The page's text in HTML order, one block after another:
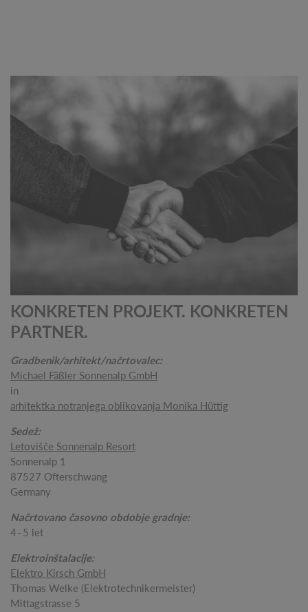
KONKRETEN PROJEKT. KONKRETEN
PARTNER.
Gradbenik/arhitekt/načrtovalec:
Michael Fäßler Sonnenalp GmbH
in
arhitektka notranjega oblikovanja Monika Hüttig
Sedež:
Letovišče Sonnenalp Resort
Sonnenalp 1
87527 Ofterschwang
Germany
Načrtovano časovno obdobje gradnje:
4–5 let
Elektroinštalacije:
Elektro Kirsch GmbH
Thomas Welke (Elektrotechnikermeister)
Mittagstrasse 5